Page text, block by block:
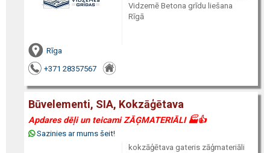
Vidzemē Betona grīdu liešana
Rīgā
Rīga
+371 28357567
Būvelementi, SIA, Kokzāģētava
Apdares dēļi un teicami ZĀĢMATERIĀLI 🏭👍
Sazinies ar mums šeit!
kokzāģētava gateris zāģmateriāli